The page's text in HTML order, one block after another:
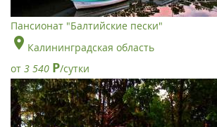
Пансионат "Балтийские пески"
Калининградская область
от 3 540 Р/сутки